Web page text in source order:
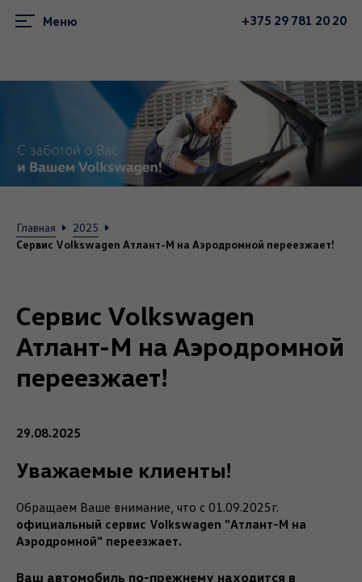
Меню +375 29 781 20 20
Главная 2025
Сервис Volkswagen Атлант-М на Аэродромной переезжает!
Сервис Volkswagen
Атлант-М на Аэродромной
переезжает!
29.08.2025
Уважаемые клиенты!
Обращаем Ваше внимание, что с 01.09.2025г.
официальный сервис Volkswagen "Атлант-М на
Аэродромной" переезжает.
Ваш автомобиль по-прежнему находится в